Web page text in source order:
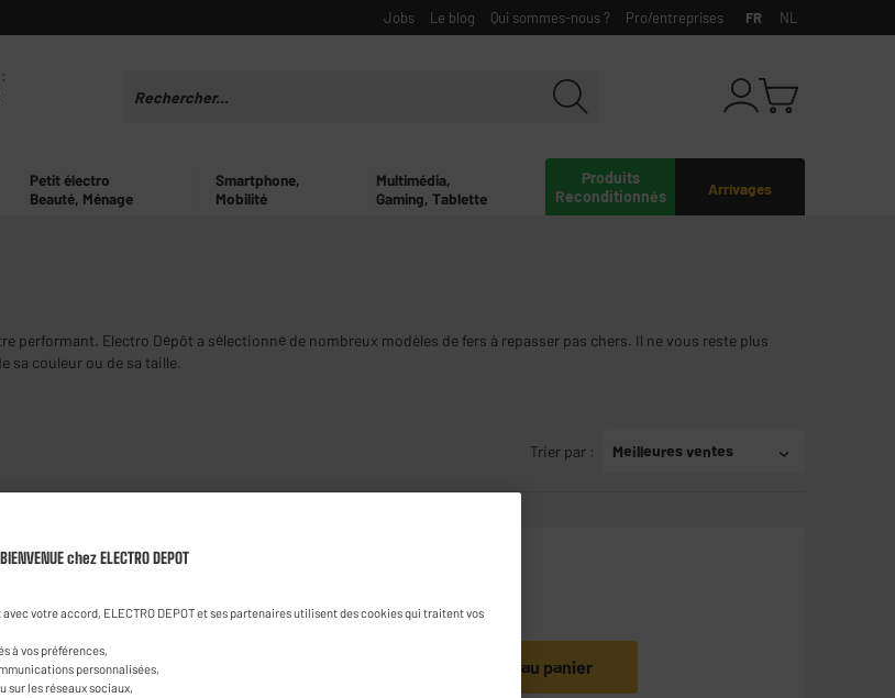
Jobs Le blog Qui sommes-nous ? Pro/entreprises FR NL
Arrivages
Produits
Reconditionnés
Petit électro
Beauté, Ménage
Smartphone,
Mobilité
Multimédia,
Gaming, Tablette
performant. Electro Dépôt a sélectionné de nombreux modèles de fers à repasser pas chers. Il ne vous reste plus
sa couleur ou de sa taille.
Trier par : Meilleures ventes
HIGH ONE : LE PRIX LE + BAS
Fer à repasser HIGH ONE HO-IF2000
★★★★★
★★★★★
Débit vapeur : 15 g/min
Ajouter au panier
BIENVENUE chez ELECTRO DEPOT
votre accord, ELECTRO DEPOT et ses partenaires utilisent des cookies qui traitent vos
à vos préférences,
personnalisées,
sur les réseaux sociaux,